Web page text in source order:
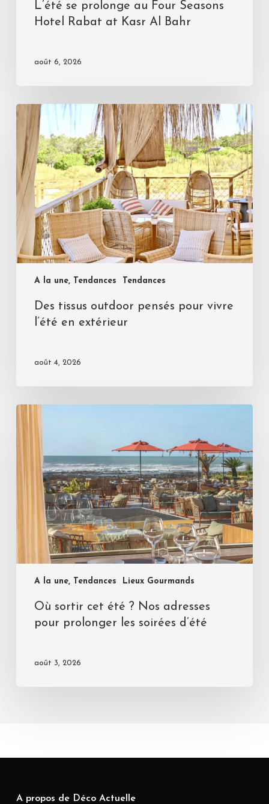
L’été se prolonge au Four Seasons
Hotel Rabat at Kasr Al Bahr
août 6, 2026
A la une, Tendances Tendances
Des tissus outdoor pensés pour vivre
l’été en extérieur
août 4, 2026
A la une, Tendances Lieux Gourmands
Où sortir cet été ? Nos adresses
pour prolonger les soirées d’été
août 3, 2026
A propos de Déco Actuelle